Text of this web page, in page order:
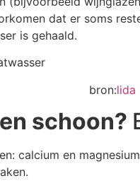
dat er soms
is gehaald.
bron:lida
schoon?
calcium en